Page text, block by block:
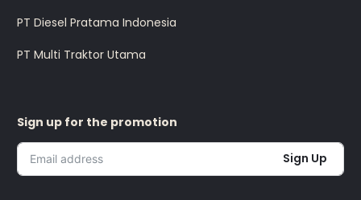
PT Diesel Pratama Indonesia
PT Multi Traktor Utama
Sign up for the promotion
Sign Up